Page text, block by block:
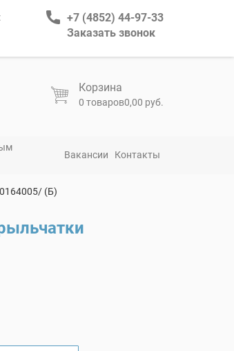
+7 (4852) 44-97-33
Заказать звонок
Корзина
0 товаров0,00 руб.
Вакансии Контакты
(Б)